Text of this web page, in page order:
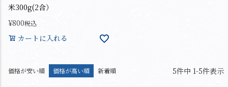
米300g(2合）
¥800税込
カートに入れる
価格が安い順 価格が高い順 新着順 5件中 1-5件表示